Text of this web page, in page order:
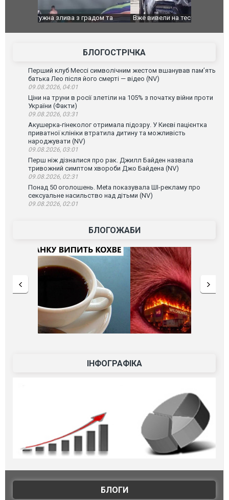
Вже вивели на тести: Ferrari готує оновлення
Вийшов
фільму
БЛОГОСТРІЧКА
Перший клуб Мессі символічним жестом вшанував пам’ять
батька Лео після його смерті — відео (NV)
09.08.2026, 04:01
Ціни на труни в росії злетіли на 105% з початку війни проти
України (Факти)
09.08.2026, 03:31
Акушерка-гінеколог отримала підозру. У Києві пацієнтка
приватної клініки втратила дитину та можливість
народжувати (NV)
09.08.2026, 03:01
Перш ніж дізналися про рак. Джилл Байден назвала
тривожний симптом хвороби Джо Байдена (NV)
09.08.2026, 02:31
Понад 50 оголошень. Meta показувала ШІ-рекламу про
сексуальне насильство над дітьми (NV)
09.08.2026, 02:01
БЛОГОЖАБИ
ІНФОГРАФІКА
БЛОГИ